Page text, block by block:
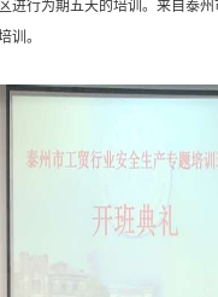
进行为期五天的培训。来自泰
训。